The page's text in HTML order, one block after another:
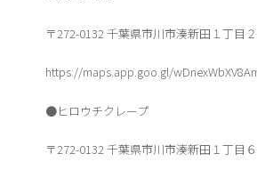
〒272-0132 千葉県市川市湊新田１丁目
https://maps.app.goo.gl/
●ヒロウチクレープ
〒272-0132 千葉県市川市湊新田１丁目